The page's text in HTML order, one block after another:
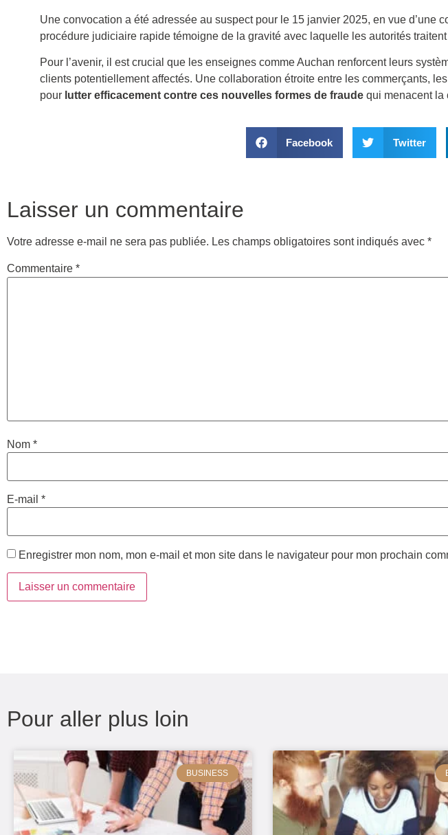
Une convocation a été adressée au suspect pour le 15 janvier 2025, en vue d’une
procédure judiciaire rapide témoigne de la gravité avec laquelle les autorités traitent
Pour l’avenir, il est crucial que les enseignes comme Auchan renforcent leurs
clients potentiellement affectés. Une collaboration étroite entre les commerçants,
pour lutter efficacement contre ces nouvelles formes de fraude qui menacent la
Facebook Twitter
Laisser un commentaire
Votre adresse e-mail ne sera pas publiée. Les champs obligatoires sont indiqués avec *
Commentaire *
Nom *
E-mail *
Enregistrer mon nom, mon e-mail et mon site dans le navigateur pour mon prochain
Pour aller plus loin
BUSINESS